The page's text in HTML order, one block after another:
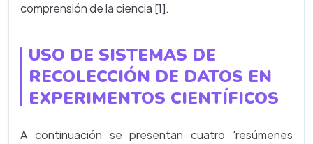
comprensión de la ciencia [1].
USO DE SISTEMAS DE
RECOLECCIÓN DE DATOS EN
EXPERIMENTOS CIENTÍFICOS
A continuación se presentan cuatro 'resúmenes